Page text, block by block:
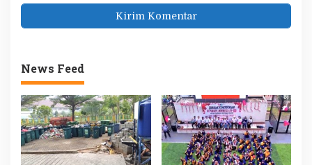
News Feed